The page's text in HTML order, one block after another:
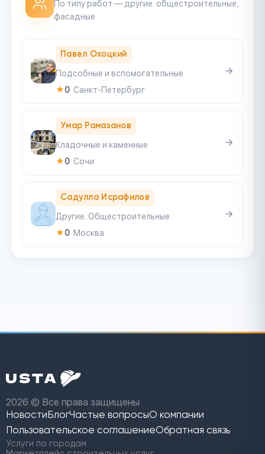
По типу работ — другие. общестроительные,
фасадные
Павел Охоцкий
Подсобные и вспомогательные
0· Санкт-Петербург
Умар Рамазанов
Кладочные и каменные
0· Сочи
Садулла Исрафилов
Другие. Общестроительные
0· Москва
2026 © Все права защищены
Новости БлогЧастые вопросыО компании
Пользовательское соглашениеОбратная связь
Услуги по городам